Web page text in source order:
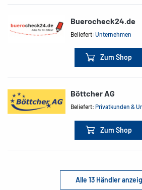
Buerocheck24.de
Beliefert:Unternehmen
Zum Shop
Böttcher AG
Beliefert:Privatkunden &
Zum Shop
Alle 13 Händler